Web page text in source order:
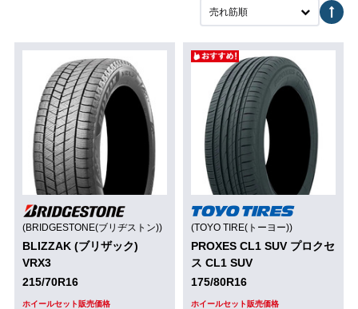
売れ筋順
(BRIDGESTONE(ブリヂストン))
BLIZZAK (ブリザック)
VRX3
215/70R16
ホイールセット販売価格
(TOYO TIRE(トーヨー))
PROXES CL1 SUV プロクセ
ス CL1 SUV
175/80R16
ホイールセット販売価格